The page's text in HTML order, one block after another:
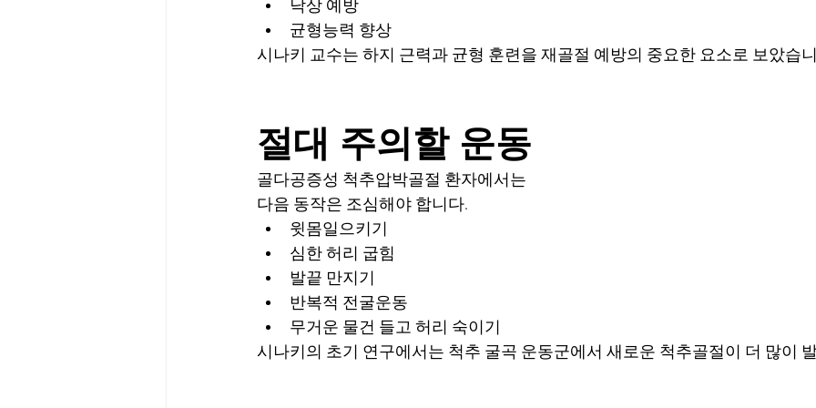
낙상 예방
균형능력 향상
시나키 교수는 하지 근력과 균형 훈련을 재골절 예방의 중요한 요소로 보았습
절대 주의할 운동
골다공증성 척추압박골절 환자에서는
다음 동작은 조심해야 합니다.
윗몸일으키기
심한 허리 굽힘
발끝 만지기
반복적 전굴운동
무거운 물건 들고 허리 숙이기
시나키의 초기 연구에서는 척추 굴곡 운동군에서 새로운 척추골절이 더 많이